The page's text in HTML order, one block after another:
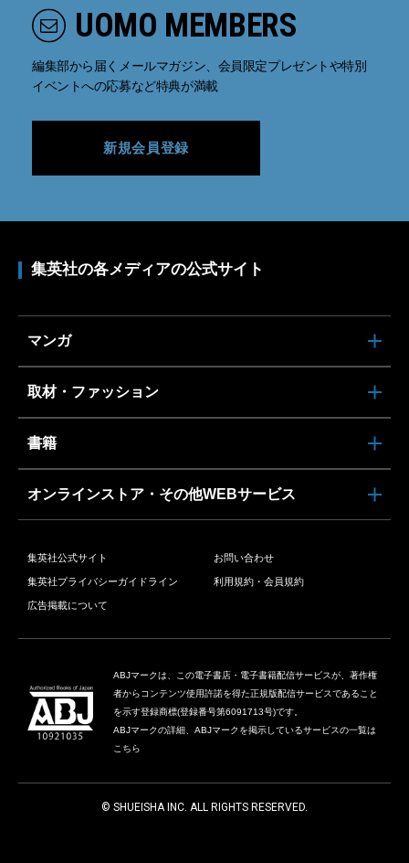
UOMO MEMBERS
編集部から届くメールマガジン、会員限定プレゼントや特別
イベントへの応募など特典が満載
新規会員登録
集英社の各メディアの公式サイト
マンガ
取材・ファッション
書籍
オンラインストア・その他WEBサービス
集英社公式サイト お問い合わせ
集英社プライバシーガイドライン 利用規約・会員規約
広告掲載について
ABJマークは、この電子書店・電子書籍配信サービスが、著作権
者からコンテンツ使用許諾を得た正規版配信サービスであること
を示す登録商標(登録番号第6091713号)です。
ABJマークの詳細、ABJマークを掲示しているサービスの一覧は
こちら
© SHUEISHA INC. ALL RIGHTS RESERVED.